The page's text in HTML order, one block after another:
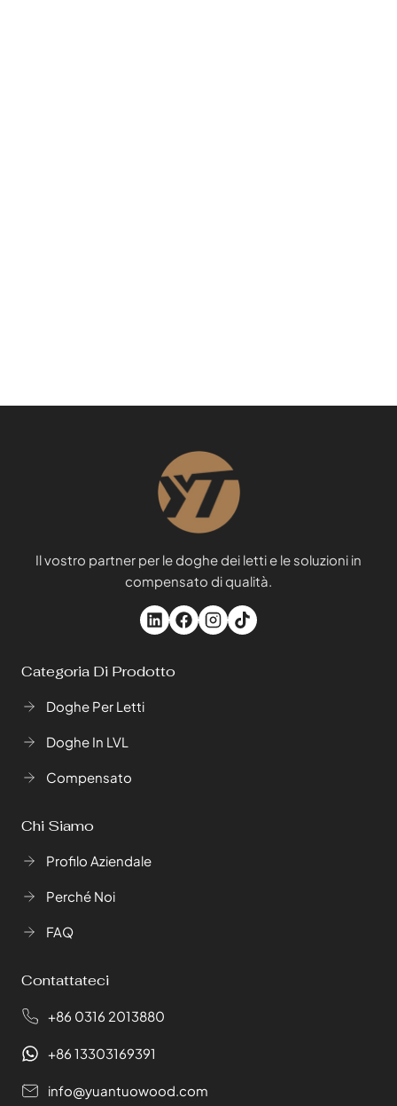
Il vostro partner per le doghe dei letti e le soluzioni in
compensato di qualità.
Categoria Di Prodotto
Doghe Per Letti
Doghe In LVL
Compensato
Chi Siamo
Profilo Aziendale
Perché Noi
FAQ
Contattateci
+86 0316 2013880
+86 13303169391
info@yuantuowood.com